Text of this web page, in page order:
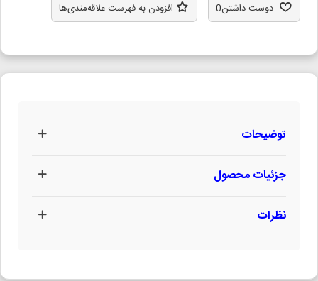
دوست داشتن0 افزودن به فهرست علاقه‌مندی‌ها
توضیحات
جزئیات محصول
نظرات